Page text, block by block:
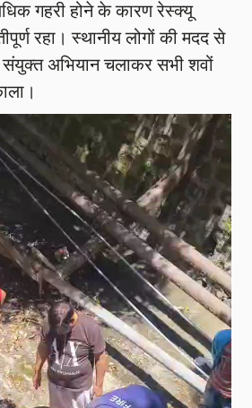
गहरी होने के कारण रेस्क्यू
रहा। स्थानीय लोगों की मदद से
अभियान चलाकर सभी शवों